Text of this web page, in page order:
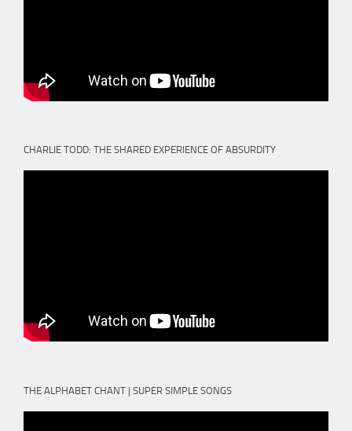
CHARLIE TODD: THE SHARED EXPERIENCE OF ABSURDITY
THE ALPHABET CHANT | SUPER SIMPLE SONGS